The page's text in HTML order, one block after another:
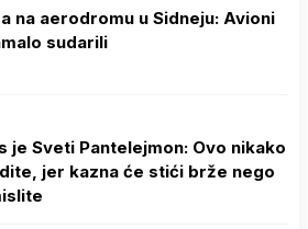
na aerodromu u Sidneju: Avioni
sudarili
je Sveti Pantelejmon: Ovo nikako
jer kazna će stići brže nego